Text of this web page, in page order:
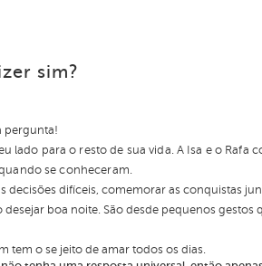
sim?
pergunta!
lado para o resto de sua vida. A Isa e o Rafa
se conheceram.
difíceis, comemorar as conquistas
boa noite. São desde pequenos
tem o se jeito de amar todos os dias.